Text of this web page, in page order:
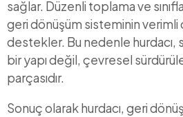
sağlar. Düzenli toplama ve
geri dönüşüm sisteminin verimli
destekler. Bu nedenle hurdacı,
bir yapı değil, çevresel
parçasıdır.
Sonuç olarak hurdacı, geri